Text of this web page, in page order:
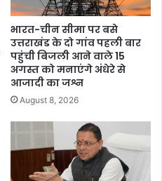
भारत-चीन सीमा पर बसे
उत्तराखंड के दो गांव पहली बार
पहुंची बिजली आने वाले 15
अगस्त को मनाएंगे अंधेरे से
आजादी का जश्न
August 8, 2026